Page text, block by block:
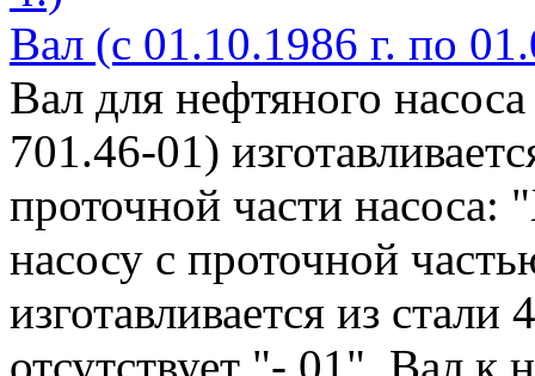
Вал (с 01.10.1986 г. по
Вал для нефтяного
701.46-01)
проточной части насоса:
насосу с проточной
изготавливается из
отсутствует "- 01". Вал к